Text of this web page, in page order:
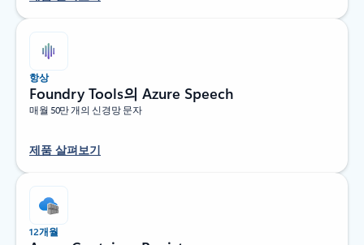
항상
Foundry Tools의 Azure Speech
매월 50만 개의 신경망 문자
제품 살펴보기
12개월